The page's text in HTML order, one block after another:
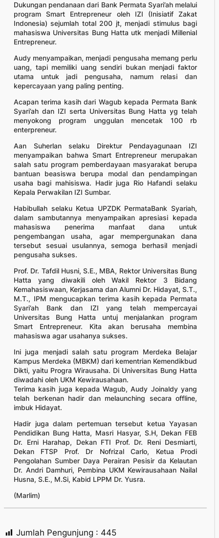
Dukungan pendanaan dari Bank Permata Syari’ah melalui
program Smart Entrepreneur oleh IZI (Inisiatif Zakat
Indonesia) sejumlah total 200 jt, menjadi stimulus bagi
mahasiswa Universitas Bung Hatta utk menjadi Millenial
Entrepreneur.
Audy menyampaikan, menjadi pengusaha memang perlu
uang, tapi memiliki uang sendiri bukan menjadi faktor
utama untuk jadi pengusaha, namum relasi dan
kepercayaan yang paling penting.
Acapan terima kasih dari Wagub kepada Permata Bank
Syari’ah dan IZI serta Universitas Bung Hatta yg telah
menyokong program unggulan mencetak 100 rb
enterpreneur.
Aan Suherlan selaku Direktur Pendayagunaan IZI
menyampaikan bahwa Smart Entrepreneur merupakan
salah satu program pemberdayaan masyarakat berupa
bantuan beasiswa berupa modal dan pendampingan
usaha bagi mahisiswa. Hadir juga Rio Hafandi selaku
Kepala Perwakilan IZI Sumbar.
Habibullah selaku Ketua UPZDK PermataBank Syariah,
dalam sambutannya menyampaikan apresiasi kepada
mahasiswa penerima manfaat dana untuk
pengembangan usaha, agar mempergunakan dana
tersebut sesuai usulannya, semoga berhasil menjadi
pengusaha sukses.
Prof. Dr. Tafdil Husni, S.E., MBA, Rektor Universitas Bung
Hatta yang diwakili oleh Wakil Rektor 3 Bidang
Kemahasiswaan, Kerjasama dan Alumni Dr. Hidayat, S.T.,
M.T., IPM mengucapkan terima kasih kepada Permata
Syari’ah Bank dan IZI yang telah mempercayai
Universitas Bung Hatta untuj menjalankan program
Smart Entrepreneur. Kita akan berusaha membina
mahasiswa agar usahanya sukses.
Ini juga menjadi salah satu program Merdeka Belajar
Kampus Merdeka (MBKM) dari kementrian Kemendikbud
Dikti, yaitu Progra Wirausaha. Di Universitas Bung Hatta
diwadahi oleh UKM Kewirausahaan.
Terima kasih juga kepada Wagub, Audy Joinaldy yang
telah berkenan hadir dan melaunching secara offline,
imbuk Hidayat.
Hadir juga dalam pertemuan tersebut ketua Yayasan
Pendidikan Bung Hatta, Masri Hasyar, S.H, Dekan FEB
Dr. Erni Harahap, Dekan FTI Prof. Dr. Reni Desmiarti,
Dekan FTSP Prof. Dr Nofrizal Carlo, Ketua Prodi
Pengolahan Sumber Daya Perairan Pesisir da Kelautan
Dr. Andri Damhuri, Pembina UKM Kewirausahaan Nailal
Husna, S.E., M.Si, Kabid LPPM Dr. Yusra.
(Marlim)
Jumlah Pengunjung : 445